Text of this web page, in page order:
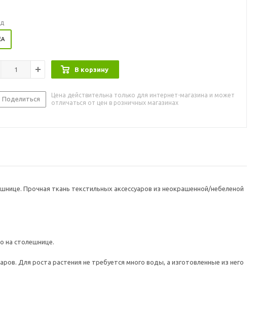
В корзину
Поделиться
Цена действительна только для интернет-магазина и может
отличаться от цен в розничных магазинах
Прочная ткань текстильных аксессуаров из неокрашенной/небеленой
на столешнице.
Для роста растения не требуется много воды, а изготовленные из него